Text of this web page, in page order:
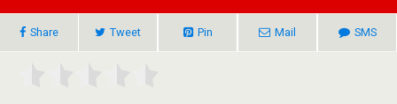
Share Tweet Pin Mail SMS